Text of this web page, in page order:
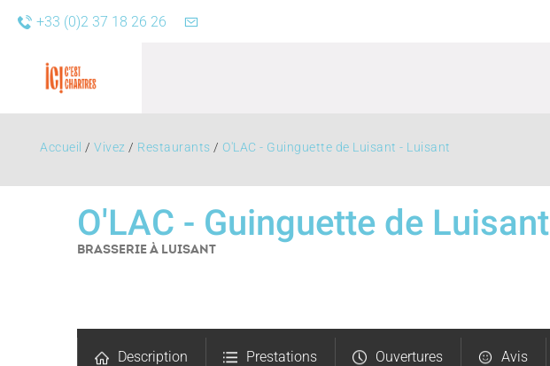
+33 (0)2 37 18 26 26
Accueil / Vivez / Restaurants / O'LAC - Guinguette de Luisant - Luisant
O'LAC - Guinguette de Luisant
BRASSERIEÀ LUISANT
Description Prestations Ouvertures Avis